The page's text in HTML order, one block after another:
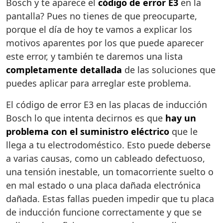
Bosch y te aparece el código de error E3 en la
pantalla? Pues no tienes de que preocuparte,
porque el día de hoy te vamos a explicar los
motivos aparentes por los que puede aparecer
este error, y también te daremos una lista
completamente detallada de las soluciones que
puedes aplicar para arreglar este problema.
El código de error E3 en las placas de inducción
Bosch lo que intenta decirnos es que hay un
problema con el suministro eléctrico que le
llega a tu electrodoméstico. Esto puede deberse
a varias causas, como un cableado defectuoso,
una tensión inestable, un tomacorriente suelto o
en mal estado o una placa dañada electrónica
dañada. Estas fallas pueden impedir que tu placa
de inducción funcione correctamente y que se